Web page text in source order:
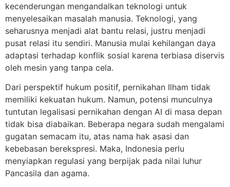
kecenderungan mengandalkan teknologi untuk
menyelesaikan masalah manusia. Teknologi, yang
seharusnya menjadi alat bantu relasi, justru menjadi
pusat relasi itu sendiri. Manusia mulai kehilangan daya
adaptasi terhadap konflik sosial karena terbiasa diservis
oleh mesin yang tanpa cela.
Dari perspektif hukum positif, pernikahan Ilham tidak
memiliki kekuatan hukum. Namun, potensi munculnya
tuntutan legalisasi pernikahan dengan AI di masa depan
tidak bisa diabaikan. Beberapa negara sudah mengalami
gugatan semacam itu, atas nama hak asasi dan
kebebasan berekspresi. Maka, Indonesia perlu
menyiapkan regulasi yang berpijak pada nilai luhur
Pancasila dan agama.